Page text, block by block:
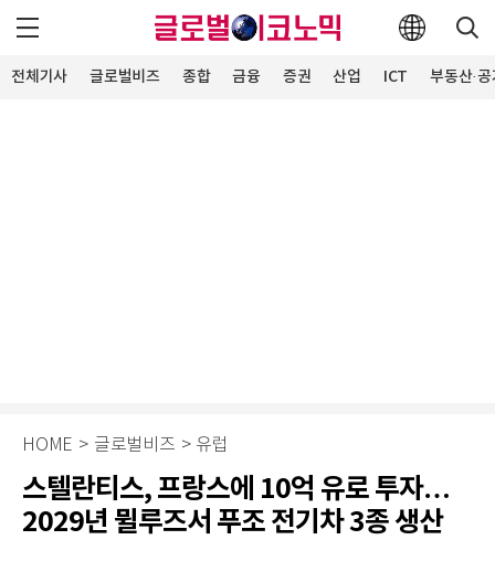
전체기사 글로벌비즈 종합 금융 증권 산업 ICT 부동산·
HOME > 글로벌비즈 > 유럽
스텔란티스, 프랑스에 10억 유로 투자…
2029년 뮐루즈서 푸조 전기차 3종 생산